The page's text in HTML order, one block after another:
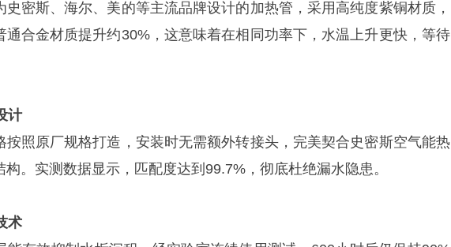
史密斯、海尔、美的等主流品牌设计的加热管，采用高纯度紫铜材质，
通合金材质提升约30%，这意味着在相同功率下，水温上升更快，等待
计
按照原厂规格打造，安装时无需额外转接头，完美契合史密斯空气能热
构。实测数据显示，匹配度达到99.7%，彻底杜绝漏水隐患。
术